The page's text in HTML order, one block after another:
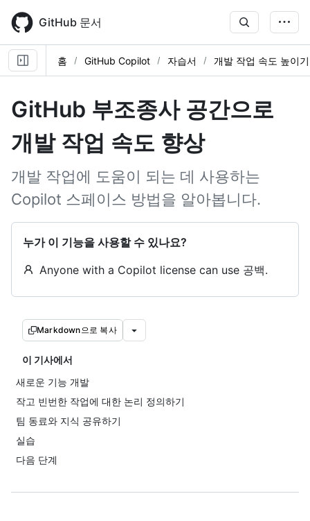
main
content
GitHub 문서
홈 GitHub Copilot 자습서 개발 작업 속도 높이기
GitHub 부조종사 공간으로
개발 작업 속도 향상
개발 작업에 도움이 되는 데 사용하는
Copilot 스페이스 방법을 알아봅니다.
누가 이 기능을 사용할 수 있나요?
Anyone with a Copilot license can use 공백.
Markdown으로 복사
이 기사에서
새로운 기능 개발
작고 빈번한 작업에 대한 논리 정의하기
팀 동료와 지식 공유하기
실습
다음 단계